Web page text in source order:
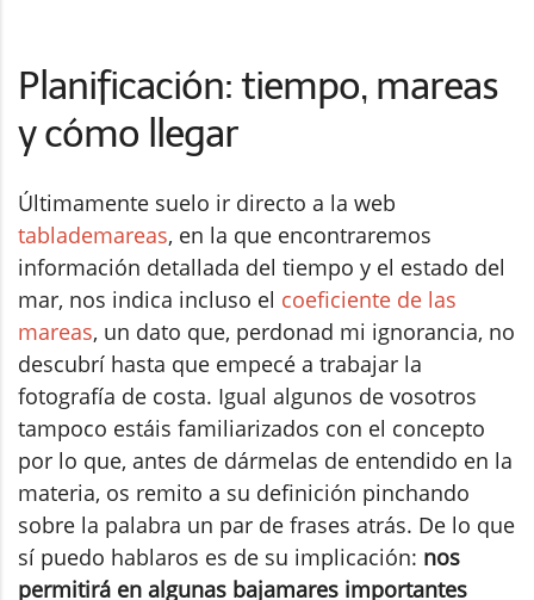
Planificación: tiempo, mareas
y cómo llegar
Últimamente suelo ir directo a la web
tablademareas, en la que encontraremos
información detallada del tiempo y el estado del
mar, nos indica incluso el coeficiente de las
mareas, un dato que, perdonad mi ignorancia, no
descubrí hasta que empecé a trabajar la
fotografía de costa. Igual algunos de vosotros
tampoco estáis familiarizados con el concepto
por lo que, antes de dármelas de entendido en la
materia, os remito a su definición pinchando
sobre la palabra un par de frases atrás. De lo que
sí puedo hablaros es de su implicación: nos
permitirá en algunas bajamares importantes